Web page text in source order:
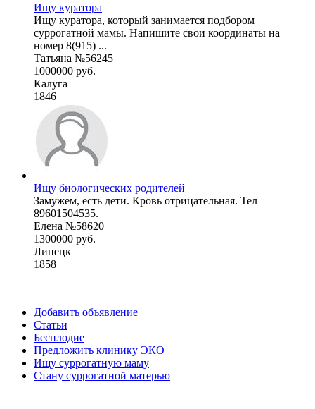
Ищу куратора
Ищу куратора, который занимается подбором
суррогатной мамы. Напишите свои координаты на
номер 8(915) ...
Татьяна №56245
1000000 руб.
Калуга
1846
Ищу биологических родителей
Замужем, есть дети. Кровь отрицательная. Тел
89601504535.
Елена №58620
1300000 руб.
Липецк
1858
Добавить объявление
Статьи
Бесплодие
Предложить клинику ЭКО
Ищу суррогатную маму
Стану суррогатной матерью